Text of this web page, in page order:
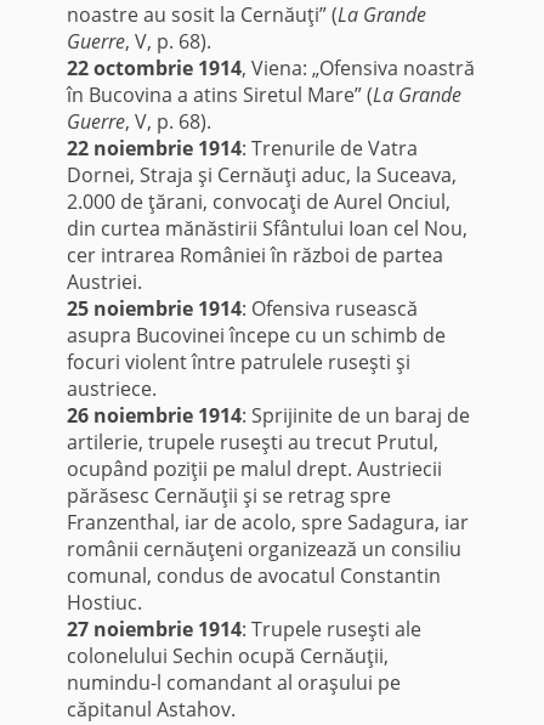
noastre au sosit la Cernăuţi” (La Grande
Guerre, V, p. 68).
22 octombrie 1914, Viena: „Ofensiva noastră
în Bucovina a atins Siretul Mare” (La Grande
Guerre, V, p. 68).
22 noiembrie 1914: Trenurile de Vatra
Dornei, Straja şi Cernăuţi aduc, la Suceava,
2.000 de ţărani, convocaţi de Aurel Onciul,
din curtea mănăstirii Sfântului Ioan cel Nou,
cer intrarea României în război de partea
Austriei.
25 noiembrie 1914: Ofensiva rusească
asupra Bucovinei începe cu un schimb de
focuri violent între patrulele ruseşti şi
austriece.
26 noiembrie 1914: Sprijinite de un baraj de
artilerie, trupele ruseşti au trecut Prutul,
ocupând poziţii pe malul drept. Austriecii
părăsesc Cernăuţii şi se retrag spre
Franzenthal, iar de acolo, spre Sadagura, iar
românii cernăuţeni organizează un consiliu
comunal, condus de avocatul Constantin
Hostiuc.
27 noiembrie 1914: Trupele ruseşti ale
colonelului Sechin ocupă Cernăuţii,
numindu-l comandant al oraşului pe
căpitanul Astahov.